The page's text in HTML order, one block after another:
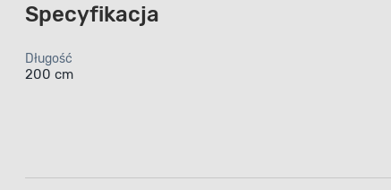
Specyfikacja
Długość
200 cm